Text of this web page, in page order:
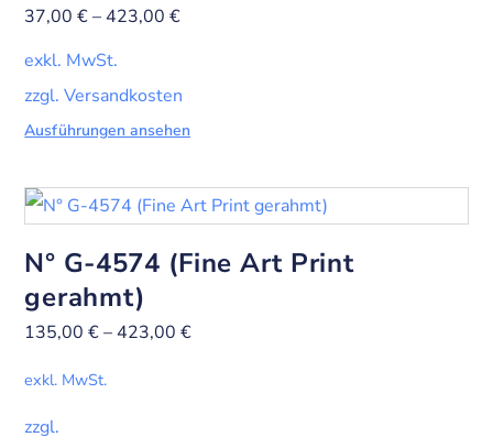
37,00€– 423,00€
exkl. MwSt.
zzgl. Versandkosten
Ausführungen ansehen
N° G-4574 (Fine Art Print
gerahmt)
135,00€– 423,00€
exkl. MwSt.
zzgl.